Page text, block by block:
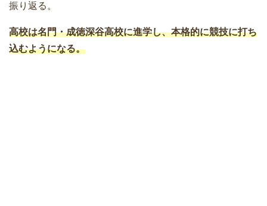
振り返る。
高校は名門・成徳深谷高校に進学し、本格的に競技に打ち
込むようになる。